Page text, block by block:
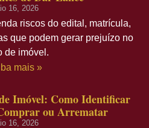
16, 2026
riscos do edital, matrícula,
que podem gerar prejuízo no
de imóvel.
mais »
Imóvel: Como Identificar
ou Arrematar
16, 2026